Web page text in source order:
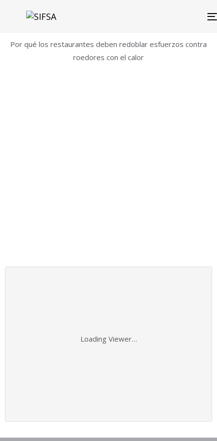
Por qué los restaurantes deben redoblar esfuerzos contra
roedores con el calor
Loading Viewer…